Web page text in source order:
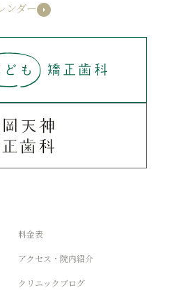
ンダー
料金表
アクセス・院内紹介
クリニックブログ